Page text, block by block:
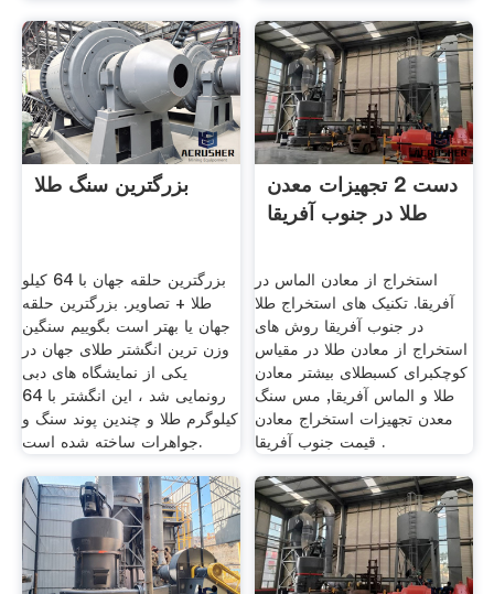
بزرگترین سنگ طلا
بزرگترین حلقه جهان با 64 کیلو
طلا + تصاویر. بزرگترین حلقه
جهان یا بهتر است بگوییم سنگین
وزن ترین انگشتر طلای جهان در
یکی از نمایشگاه های دبی
رونمایی شد ، این انگشتر با 64
کیلوگرم طلا و چندین پوند سنگ و
جواهرات ساخته شده است.
دست 2 تجهیزات معدن
طلا در جنوب آفریقا
استخراج از معادن الماس در
آفریقا. تکنیک های استخراج طلا
در جنوب آفریقا روش های
استخراج از معادن طلا در مقیاس
کوچکبرای کسبطلای بیشتر معادن
طلا و الماس آفریقا, مس سنگ
معدن تجهیزات استخراج معادن
قیمت جنوب آفریقا .